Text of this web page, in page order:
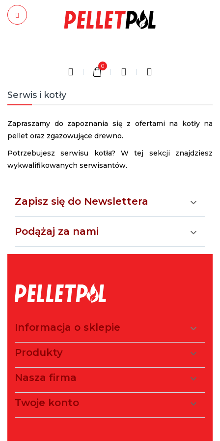
0
Serwis i kotły
Zapraszamy do zapoznania się z ofertami na kotły na
pellet oraz zgazowujące drewno.
Potrzebujesz serwisu kotła? W tej sekcji znajdziesz
wykwalifikowanych serwisantów.
Zapisz się do Newslettera 
Podążaj za nami 
Informacja o sklepie

Produkty

Nasza firma

Twoje konto
